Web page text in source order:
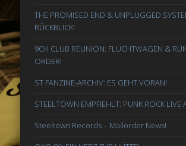
THE PROMISED END & UNPLUGGED
RÜCKBLICK!
9Oi! CLUB REUNION: FLUCHTWAGEN &
ORDER!
ST FANZINE-ARCHIV: ES GEHT VORAN!
STEELTOWN EMPFIEHLT: PUNK ROCK LIVE
Steeltown Records – Mailorder News!